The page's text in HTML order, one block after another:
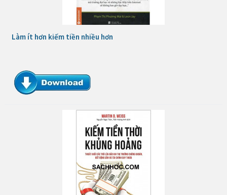
Làm ít hơn kiếm tiền nhiều hơn